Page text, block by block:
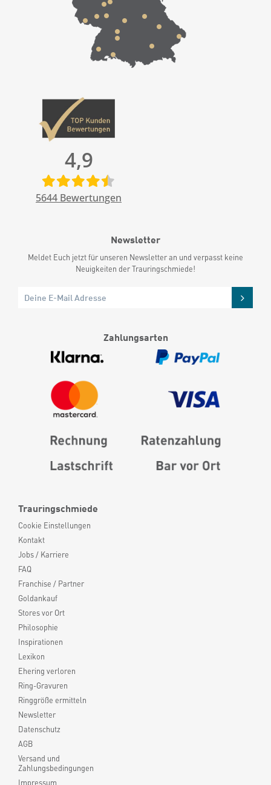
Trauringschmiede
Cookie Einstellungen
Kontakt
Jobs / Karriere
FAQ
Franchise / Partner
Goldankauf
Stores vor Ort
Philosophie
Inspirationen
Lexikon
Ehering verloren
Ring-Gravuren
Ringgröße ermitteln
Newsletter
Datenschutz
AGB
Versand und
Zahlungsbedingungen
Impressum
4,9
5644 Bewertungen
Newsletter
Meldet Euch jetzt für unseren Newsletter an und verpasst keine
Neuigkeiten der Trauringschmiede!
Zahlungsarten